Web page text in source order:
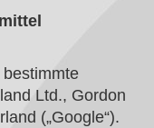
Ltd., Gordon
(„Google“).